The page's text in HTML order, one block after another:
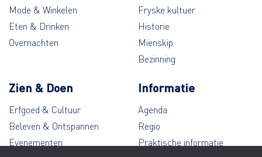
Mode & Winkelen
Eten & Drinken
Overnachten
Fryske kultuer
Historie
Mienskip
Bezinning
Zien & Doen
Erfgoed & Cultuur
Beleven & Ontspannen
Evenementen
Informatie
Agenda
Regio
Praktische informatie